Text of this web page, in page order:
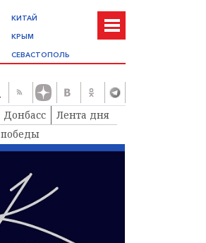
КИТАЙ
КРЫМ
СЕВАСТОПОЛЬ
Донбасс
Лента дня